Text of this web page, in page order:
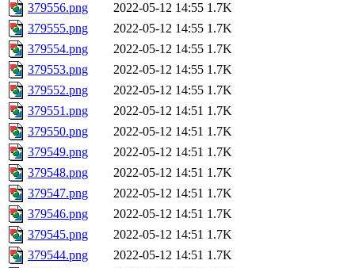
379556.png
2022-05-12 14:55 1.7K
379555.png
2022-05-12 14:55 1.7K
379554.png
2022-05-12 14:55 1.7K
379553.png
2022-05-12 14:55 1.7K
379552.png
2022-05-12 14:55 1.7K
379551.png
2022-05-12 14:51 1.7K
379550.png
2022-05-12 14:51 1.7K
379549.png
2022-05-12 14:51 1.7K
379548.png
2022-05-12 14:51 1.7K
379547.png
2022-05-12 14:51 1.7K
379546.png
2022-05-12 14:51 1.7K
379545.png
2022-05-12 14:51 1.7K
379544.png
2022-05-12 14:51 1.7K